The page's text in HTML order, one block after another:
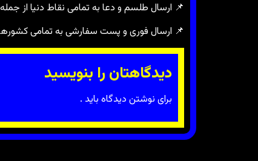
📌 ارسال طلسم و دعا به تمامی نقاط دنیا از جمله
📌 ارسال فوری و پست سفارشی به تمامی
دیدگاهتان را بنویسید
برای نوشتن دیدگاه باید .